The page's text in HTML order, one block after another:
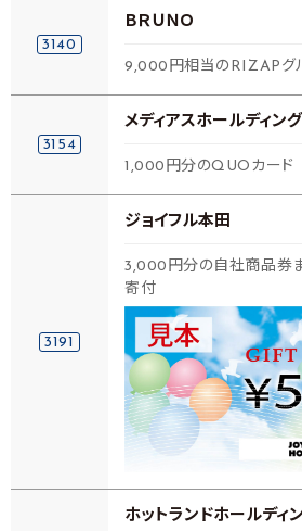
3140
ＢＲＵＮＯ
9,000円相当のRIZAPグ
3154
メディアスホールディン
1,000円分のQUOカード
3191
ジョイフル本田
3,000円分の自社商品券
寄付
ホットランドホールディ